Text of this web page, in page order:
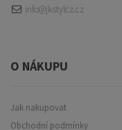
info@jkstylcz.cz
O NÁKUPU
Jak nakupovat
Obchodní podmínky